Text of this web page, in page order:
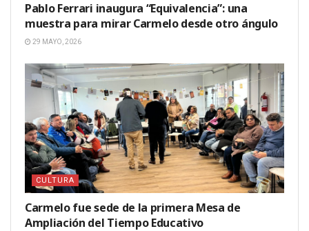
Pablo Ferrari inaugura “Equivalencia”: una
muestra para mirar Carmelo desde otro ángulo
29 MAYO, 2026
CULTURA
Carmelo fue sede de la primera Mesa de
Ampliación del Tiempo Educativo